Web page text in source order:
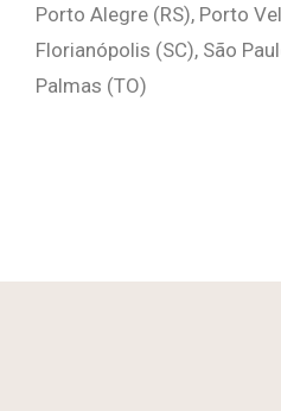
Porto Alegre (RS), Porto
Florianópolis (SC), São
Palmas (TO)